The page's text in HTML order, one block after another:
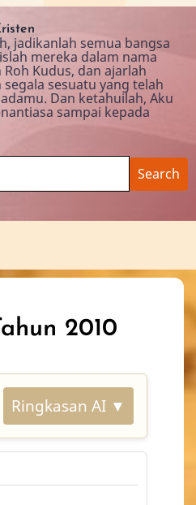
jadikanlah semua bangsa
mereka dalam nama
Kudus, dan ajarlah
sesuatu yang telah
Dan ketahuilah, Aku
sampai kepada
2010
Ringkasan AI ▼